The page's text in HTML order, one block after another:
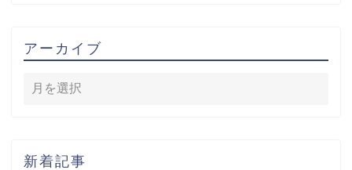
アーカイブ
新着記事